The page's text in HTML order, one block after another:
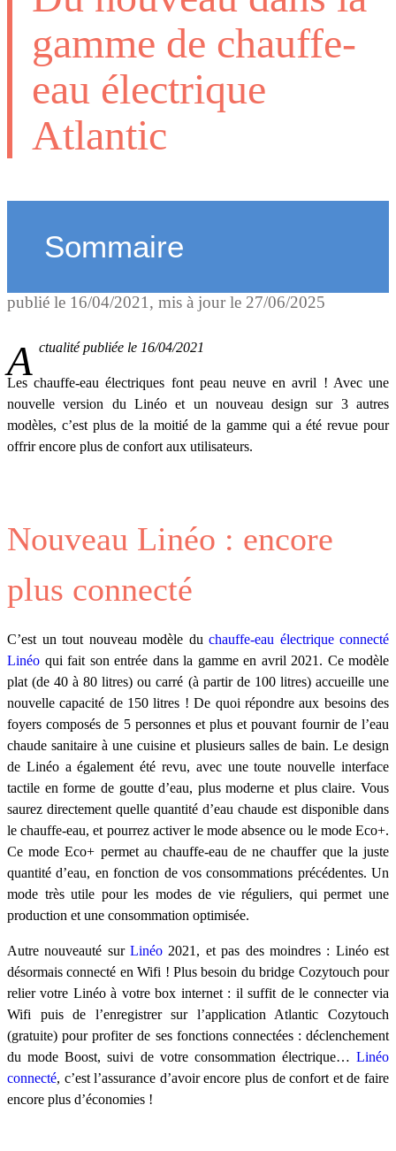
gamme de chauffe-
eau électrique
Atlantic
Sommaire
publié le 16/04/2021 , mis à jour le 27/06/2025
Actualité publiée le 16/04/2021
Les chauffe-eau électriques font peau neuve en avril ! Avec une
nouvelle version du Linéo et un nouveau design sur 3 autres
modèles, c’est plus de la moitié de la gamme qui a été revue pour
offrir encore plus de confort aux utilisateurs.
Nouveau Linéo : encore
plus connecté
C’est un tout nouveau modèle du chauffe-eau électrique connecté
Linéo qui fait son entrée dans la gamme en avril 2021. Ce modèle
plat (de 40 à 80 litres) ou carré (à partir de 100 litres) accueille une
nouvelle capacité de 150 litres ! De quoi répondre aux besoins des
foyers composés de 5 personnes et plus et pouvant fournir de l’eau
chaude sanitaire à une cuisine et plusieurs salles de bain. Le design
de Linéo a également été revu, avec une toute nouvelle interface
tactile en forme de goutte d’eau, plus moderne et plus claire. Vous
saurez directement quelle quantité d’eau chaude est disponible dans
le chauffe-eau, et pourrez activer le mode absence ou le mode Eco+.
Ce mode Eco+ permet au chauffe-eau de ne chauffer que la juste
quantité d’eau, en fonction de vos consommations précédentes. Un
mode très utile pour les modes de vie réguliers, qui permet une
production et une consommation optimisée.
Autre nouveauté surLinéo 2021, et pas des moindres : Linéo est
désormais connecté en Wifi ! Plus besoin du bridge Cozytouch pour
relier votre Linéo à votre box internet : il suffit de le connecter via
Wifi puis de l’enregistrer sur l’application Atlantic Cozytouch
(gratuite) pour profiter de ses fonctions connectées : déclenchement
du mode Boost, suivi de votre consommation électrique… Linéo
connecté, c’est l’assurance d’avoir encore plus de confort et de faire
encore plus d’économies !